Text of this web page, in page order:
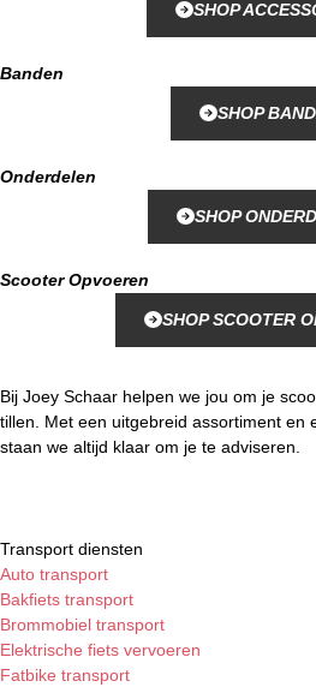
SHOP
Banden
SHOP
Onderdelen
SHOP
Scooter Opvoeren
SHOP SCOOTER
Bij Joey Schaar helpen we jou om je
tillen. Met een uitgebreid assortiment en
staan we altijd klaar om je te adviseren.
Transport diensten
Auto transport
Bakfiets transport
Brommobiel transport
Elektrische fiets vervoeren
Fatbike transport